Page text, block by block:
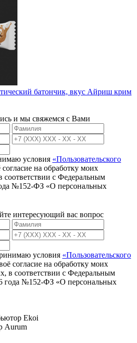
батончик, вкус Айриш крим
и мы свяжемся с Вами
условия «Пользовательского
на обработку моих
с Федеральным
№152-ФЗ «О персональных
интересующий вас вопрос
условия «Пользовательского
согласие на обработку моих
в соответствии с Федеральным
года №152-ФЗ «О персональных
Ekoi
Aurum